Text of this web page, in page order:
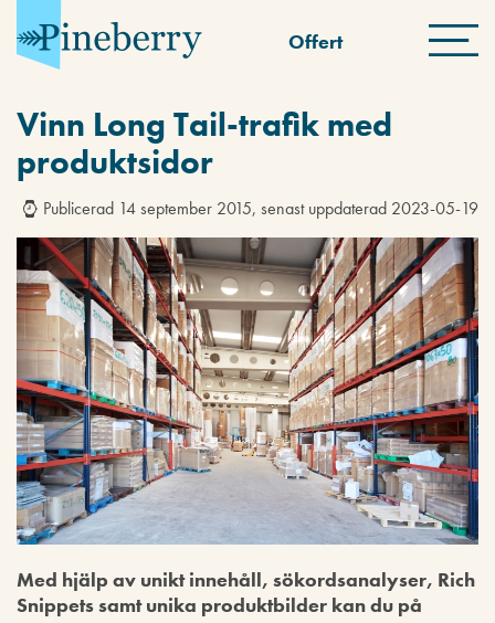
Offert
Vinn Long Tail-trafik med
produktsidor
Publicerad 14 september 2015, senast uppdaterad 2023-05-19
Med hjälp av unikt innehåll, sökordsanalyser, Rich
Snippets samt unika produktbilder kan du på